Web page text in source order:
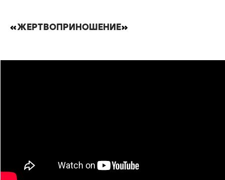
«ЖЕРТВОПРИНОШЕНИЕ»